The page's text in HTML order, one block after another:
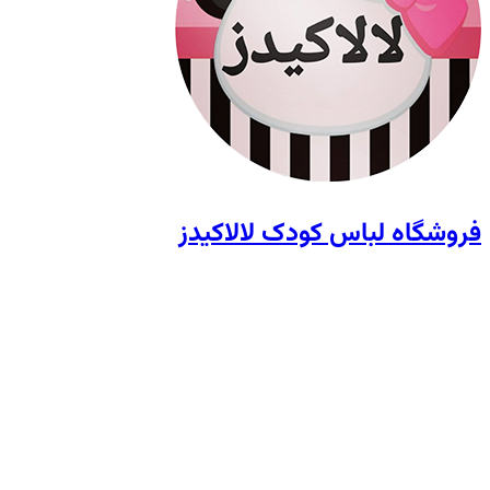
فروشگاه لباس کودک لالاکیدز